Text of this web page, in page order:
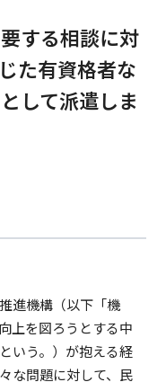
する相談に対
た有資格者な
して派遣しま
進機構（以下「機
上を図ろうとする中
いう。）が抱える経
な問題に対して、民